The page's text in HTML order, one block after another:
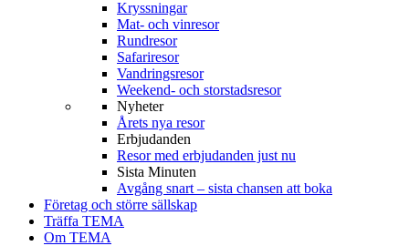
Kryssningar
Mat- och vinresor
Rundresor
Safariresor
Vandringsresor
Weekend- och storstadsresor
Nyheter
Årets nya resor
Erbjudanden
Resor med erbjudanden just nu
Sista Minuten
Avgång snart – sista chansen att boka
Företag och större sällskap
Träffa TEMA
Om TEMA